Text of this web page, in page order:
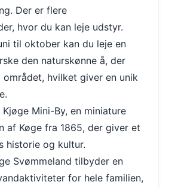
Der er flere
hvor du kan leje udstyr.
til oktober kan du leje en
den naturskønne å, der
området, hvilket giver en unik
Kjøge Mini-By, en miniature
af Køge fra 1865, der giver et
historie og kultur.
Svømmeland tilbyder en
for hele familien,